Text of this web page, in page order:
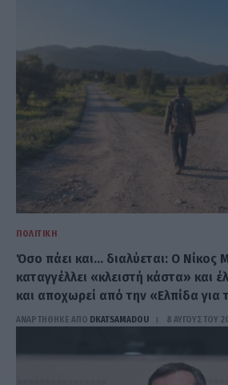
ΠΟΛΙΤΙΚΉ
Όσο πάει και… διαλύεται: Ο Νίκος
καταγγέλλει «κλειστή κάστα» και
και αποχωρεί από την «Ελπίδα για
ΑΝΑΡΤΗΘΗΚΕ ΑΠΟ DKATSAMADOU 8 ΑΥΓΟΎΣΤΟΥ